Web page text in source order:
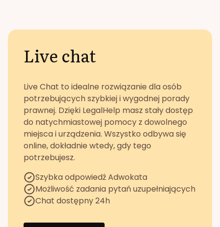
Live chat
Live Chat to idealne rozwiązanie dla osób
potrzebujących szybkiej i wygodnej porady
prawnej. Dzięki LegalHelp masz stały dostęp
do natychmiastowej pomocy z dowolnego
miejsca i urządzenia. Wszystko odbywa się
online, dokładnie wtedy, gdy tego
potrzebujesz.
Szybka odpowiedź Adwokata
Możliwość zadania pytań uzupełniających
Chat dostępny 24h